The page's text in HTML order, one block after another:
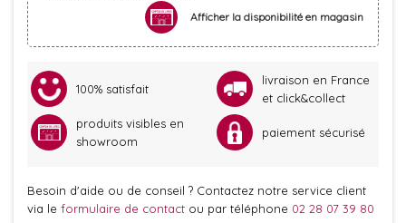
Afficher la disponibilité en magasin
100% satisfait
livraison en France
et click&collect
produits visibles en
showroom
paiement sécurisé
Besoin d'aide ou de conseil ? Contactez notre service client
via le formulaire de contact ou par téléphone 02 28 07 39 80